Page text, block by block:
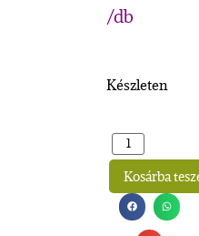
/db
Készleten
Kosárba
Alternative: